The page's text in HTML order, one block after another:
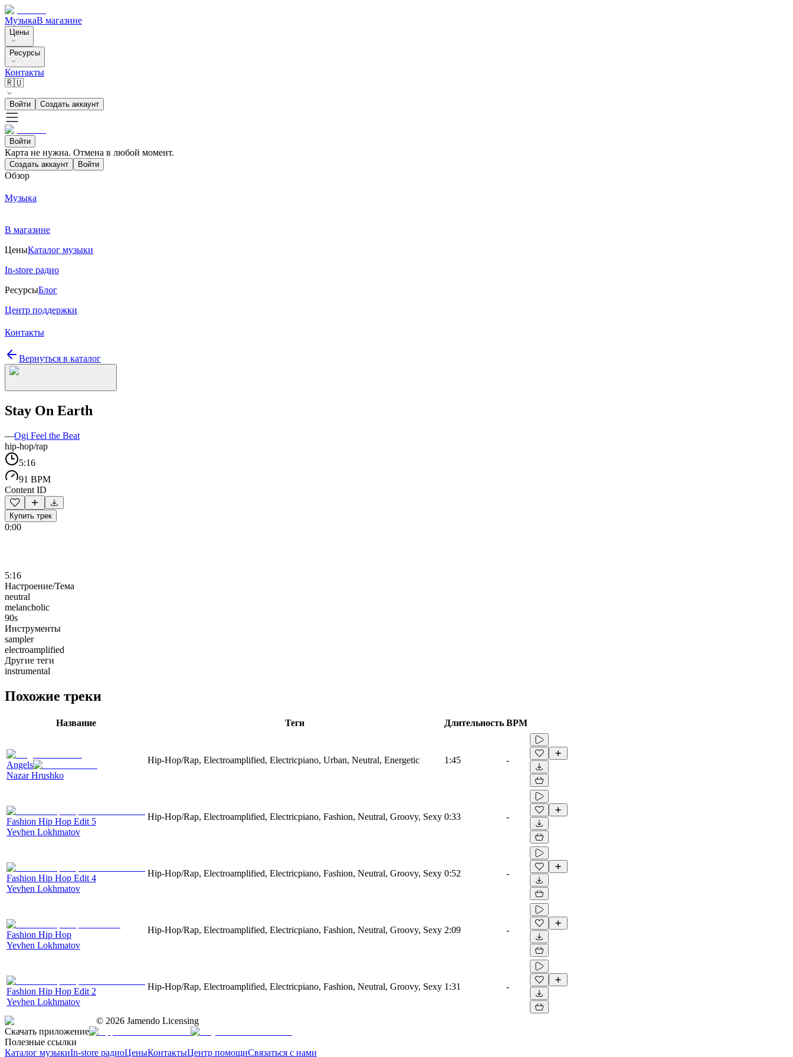
МузыкаВ магазине
Цены
Ресурсы
Контакты
🇷🇺
Войти Создать аккаунт
Войти
Карта не нужна. Отмена в любой момент.
Создать аккаунт Войти
Обзор
Музыка
В магазине
ЦеныКаталог музыки
In-store радио
РесурсыБлог
Центр поддержки
Контакты
Вернуться в каталог
Stay On Earth
—Ogi Feel the Beat
hip-hop/rap
5:16
91 BPM
Content ID
Купить трек
0:00
5:16
Настроение/Тема
neutral
melancholic
90s
Инструменты
sampler
electroamplified
Другие теги
instrumental
Похожие треки
Название Теги Длительность BPM
Angels
Nazar Hrushko
Hip-Hop/Rap, Electroamplified, Electricpiano, Urban, Neutral, Energetic 1:45 -
Fashion Hip Hop Edit 5
Yevhen Lokhmatov
Hip-Hop/Rap, Electroamplified, Electricpiano, Fashion, Neutral, Groovy, Sexy 0:33 -
Fashion Hip Hop Edit 4
Yevhen Lokhmatov
Hip-Hop/Rap, Electroamplified, Electricpiano, Fashion, Neutral, Groovy, Sexy 0:52 -
Fashion Hip Hop
Yevhen Lokhmatov
Hip-Hop/Rap, Electroamplified, Electricpiano, Fashion, Neutral, Groovy, Sexy 2:09 -
Fashion Hip Hop Edit 2
Yevhen Lokhmatov
Hip-Hop/Rap, Electroamplified, Electricpiano, Fashion, Neutral, Groovy, Sexy 1:31 -
© 2026 Jamendo Licensing
Скачать приложение
Полезные ссылки
Каталог музыкиIn-store радиоЦеныКонтактыЦентр помощиСвязаться с нами